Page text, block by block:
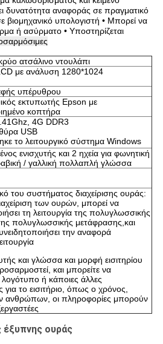
δυνατότητα αναφοράς σε πραγματικό
υπολογιστή • Μπορεί να
ή ασύρματο • Υποστηρίζεται
ατσάλινο ντουλάπι
με ανάλυση 1280*1024
υπέρυθρου
εκτυπωτής Epson με
κοπτήρα
4G DDR3
USB
το λειτουργικό σύστημα Windows
ενισχυτής και 2 ηχεία για φωνητική
/ γαλλική πολλαπλή γλώσσα
του συστήματος διαχείρισης ουράς:
των ουρών, μπορεί να
τη λειτουργία της πολυγλωσσικής
πολυγλωσσικής μετάφρασης,και
την αναφορά
και γλώσσα και μορφή εισιτηρίου
και μπορείτε να
ή κάποιες άλλες
για το εισιτήριο, όπως ο χρόνος,
ανθρώπων, οι πληροφορίες μπορούν
έξυπνης ουράς